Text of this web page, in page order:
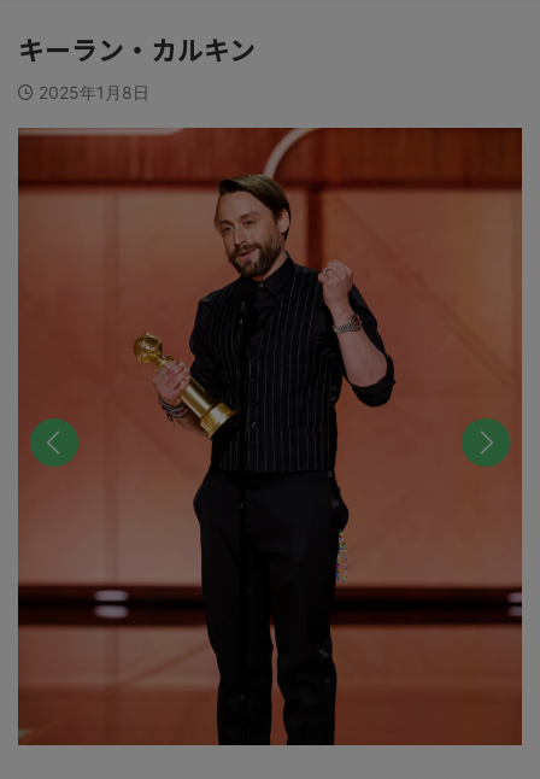
キーラン・カルキン
2025年1月8日